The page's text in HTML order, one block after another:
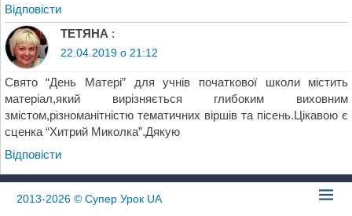
Відповіcти
ТЕТЯНА :
22.04.2019 о 21:12
Свято “День Матері” для учнів початкової школи містить
матеріал,який вирізняється глибоким виховним
змістом,різноманітністю тематичних віршів та пісень.Цікавою є
сценка “Хитрий Миколка”.Дякую
Відповіcти
2013-2026 © Супер Урок UA